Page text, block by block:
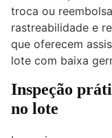
troca ou
rastreabilidade e
que oferecem
lote com baixa
Inspeção
no lote